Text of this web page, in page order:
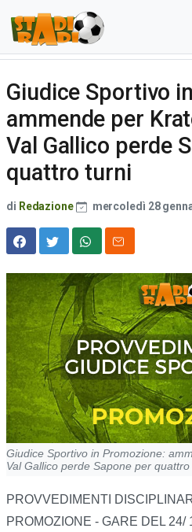
Giudice Sportivo
ammende per
Val Gallico perde
quattro turni
di Redazione mercoledì 28
Giudice Sportivo in Promozione:
Val Gallico perde Sapone per
PROVVEDIMENTI
PROMOZIONE - GARE DEL 24/